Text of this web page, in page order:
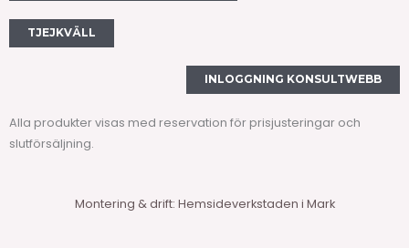
TJEJKVÄLL
INLOGGNING KONSULTWEBB
Alla produkter visas med reservation för prisjusteringar och
slutförsäljning.
Montering & drift: Hemsideverkstaden i Mark